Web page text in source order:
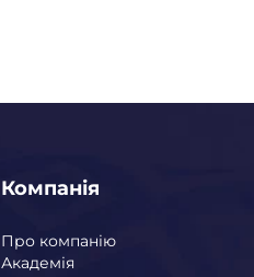
Компанія
Про компанію
Академія